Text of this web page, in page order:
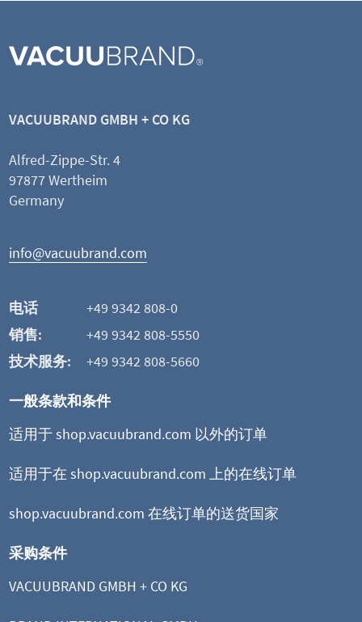
NT SYNCHRO Vakuumsysteme
NT SYNCHRO真空系统中的压力计升级套件
VACUUBRAND GMBH + CO KG
Alfred-Zippe-Str. 4
97877 Wertheim
Germany
info@vacuubrand.com
电话
+49 9342 808-0
销售:
+49 9342 808-5550
技术服务:
+49 9342 808-5660
一般条款和条件
适用于 shop.vacuubrand.com 以外的订单
适用于在 shop.vacuubrand.com 上的在线订单
shop.vacuubrand.com 在线订单的送货国家
采购条件
VACUUBRAND GMBH + CO KG